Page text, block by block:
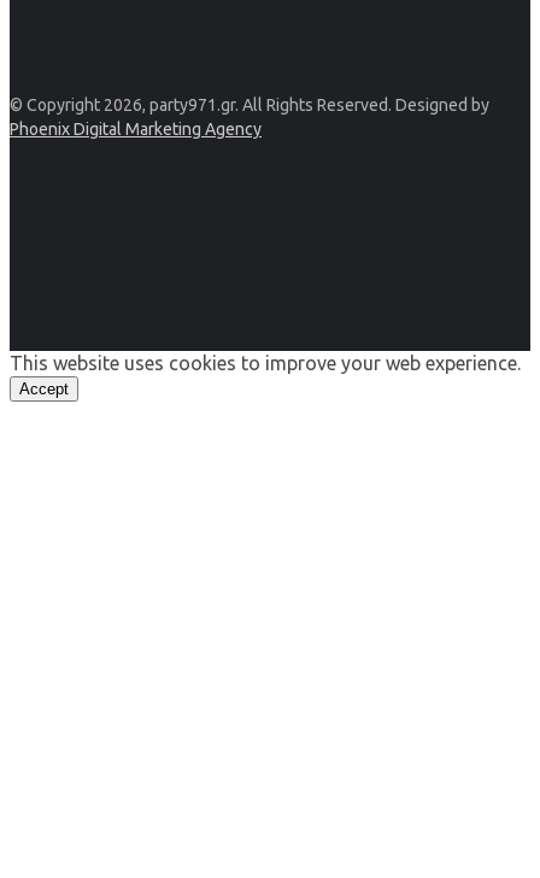
© Copyright 2026, party971.gr. All Rights Reserved. Designed by
Phoenix Digital Marketing Agency
This website uses cookies to improve your web experience.
Accept